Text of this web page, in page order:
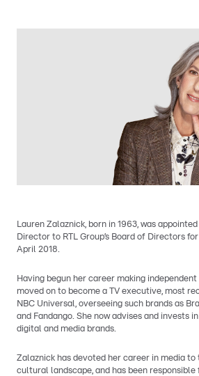
Lauren Zalaznick, born in 1963, was
Director to RTL Group’s Board of Directors
April 2018.
Having begun her career making
moved on to become a TV executive, most
NBC Universal, overseeing such brands as
and Fandango. She now advises and invests
digital and media brands.
Zalaznick has devoted her career in media
cultural landscape, and has been